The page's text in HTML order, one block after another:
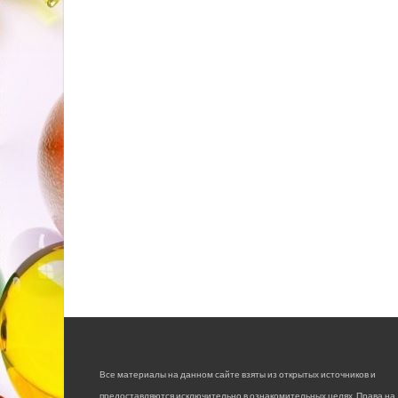
Все материалы на данном сайте взяты из открытых источников и
предоставляются исключительно в ознакомительных целях. Права на